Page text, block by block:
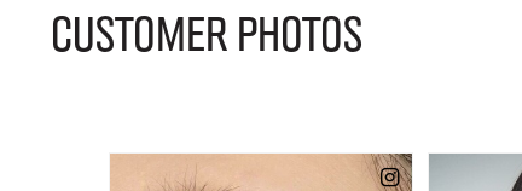
CUSTOMER PHOTOS